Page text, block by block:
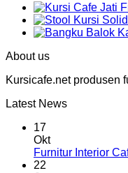
About us
Kursicafe.net produsen
Latest News
17
Okt
Furnitur Interior
22